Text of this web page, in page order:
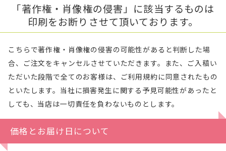
「著作権・肖像権の侵害」に該当するものは
印刷をお断りさせて頂いております。
こちらで著作権・肖像権の侵害の可能性があると判断した場
合、ご注文をキャンセルさせていただきます。また、ご入稿い
ただいた段階で全てのお客様は、ご利用規約に同意されたもの
といたします。当社に損害発生に関する予見可能性があったと
しても、当店は一切責任を負わないものとします。
価格とお届け日について